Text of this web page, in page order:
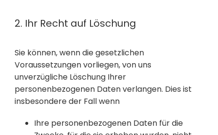
2. Ihr Recht auf Löschung
Sie können, wenn die gesetzlichen
Voraussetzungen vorliegen, von uns
unverzügliche Löschung Ihrer
personenbezogenen Daten verlangen. Dies ist
insbesondere der Fall wenn
Ihre personenbezogenen Daten für die